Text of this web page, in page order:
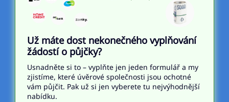
Už máte dost nekonečného vyplňování
žádostí o půjčky?
Usnadněte si to – vyplňte jen jeden formulář a my
zjistíme, které úvěrové společnosti jsou ochotné
vám půjčit. Pak už si jen vyberete tu nejvýhodnější
nabídku.